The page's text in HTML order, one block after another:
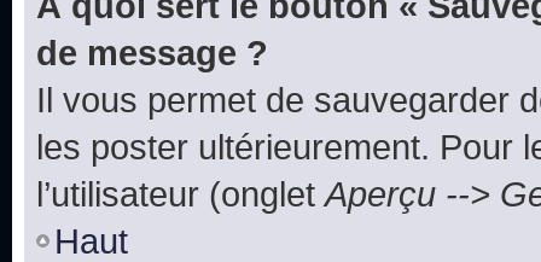
de message ?
Il vous permet de sauvegarder
les poster ultérieurement. Pour
l’utilisateur (ongletAperçu -->
Haut